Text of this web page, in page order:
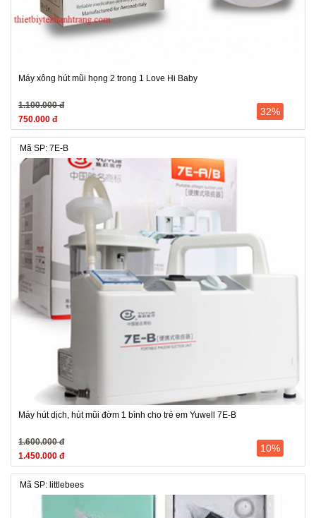
Máy xông hút mũi họng 2 trong 1 Love Hi Baby
1.100.000 đ
750.000 đ
32%
Mã SP: 7E-B
Máy hút dịch, hút mũi đờm 1 bình cho trẻ em Yuwell 7E-B
1.600.000 đ
1.450.000 đ
10%
Mã SP: littlebees